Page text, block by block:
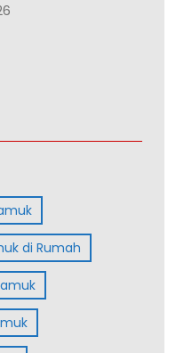
di Rumah